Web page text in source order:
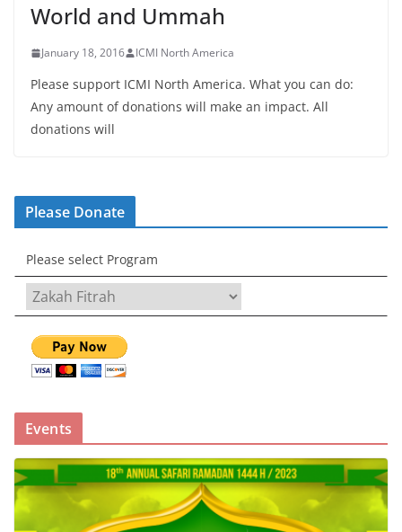
World and Ummah
January 18, 2016 ICMI North America
Please support ICMI North America. What you can do:
Any amount of donations will make an impact. All
donations will
Please Donate
Please select Program
Events